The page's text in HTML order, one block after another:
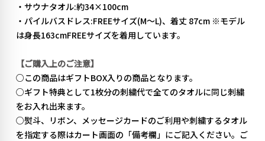
・サウナタオル:約34×100cm
・パイルバスドレス:FREEサイズ(M～L)、着丈 87cm ※モデル
は身長163cmFREEサイズを着用しています。
【ご購入上のご注意】
○この商品はギフトBOX入りの商品となります。
○ギフト特典として1枚分の刺繍代で全てのタオルに同じ刺繍
をお入れ出来ます。
○熨斗、リボン、メッセージカードのご利用や刺繍するタオル
を指定する際はカート画面の「備考欄」にご記入ください。ご